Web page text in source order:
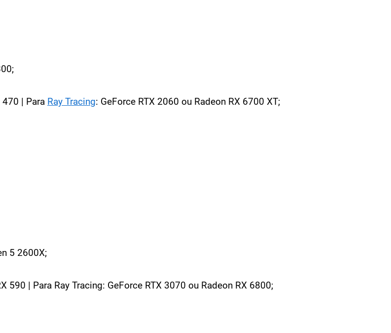
470 | Para Ray Tracing: GeForce RTX 2060 ou Radeon RX 6700 XT;
5 2600X;
590 | Para Ray Tracing: GeForce RTX 3070 ou Radeon RX 6800;